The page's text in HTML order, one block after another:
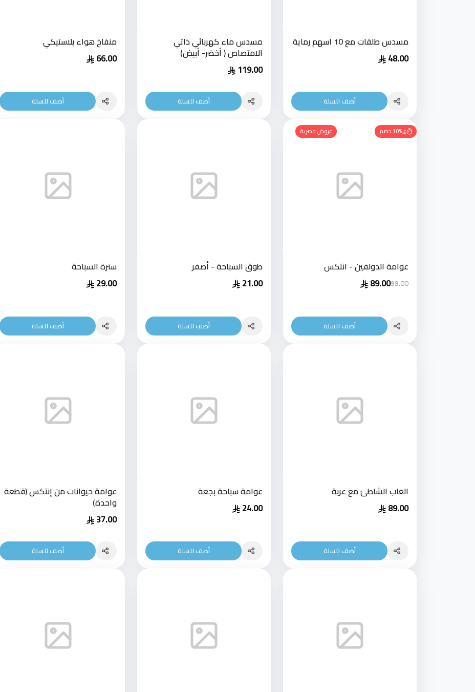
مسدس طلقات مع 10 اسهم رماية
48.00
أضف للسلة
مسدس ماء كهربائي ذاتي
الامتصاص ( أخضر- أبيض)
119.00
أضف للسلة
منفاخ هواء بلاستيكي
66.00
أضف للسلة
10% خصم عروض حصرية
عوامة الدولفين - انتكس
99.00
89.00
أضف للسلة
طوق السباحة - أصفر
21.00
أضف للسلة
سترة السباحة
29.00
أضف للسلة
العاب الشاطئ مع عربة
89.00
أضف للسلة
عوامة سباحة بجعة
24.00
أضف للسلة
عوامة حيوانات من إنتكس (قطعة
واحدة)
37.00
أضف للسلة